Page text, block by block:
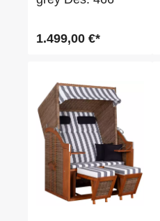
1.499,00 €*